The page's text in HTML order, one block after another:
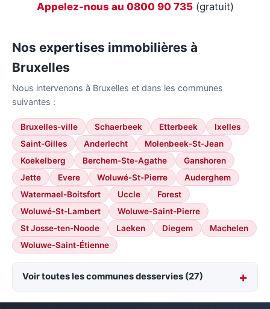
Appelez-nous au 0800 90 735(gratuit)
Nos expertises immobilières à
Bruxelles
Nous intervenons à Bruxelles et dans les communes
suivantes :
Bruxelles-ville Schaerbeek Etterbeek
Ixelles
Saint-Gilles
Anderlecht
Molenbeek-St-Jean
Koekelberg
Berchem-Ste-Agathe
Ganshoren
Jette
Evere Woluwé-St-Pierre
Auderghem
Watermael-Boitsfort
Uccle
Forest
Woluwé-St-Lambert
Woluwe-Saint-Pierre
St Josse-ten-Noode
Laeken Diegem
Machelen
Woluwe-Saint-Étienne
Voir toutes les communes desservies (27)